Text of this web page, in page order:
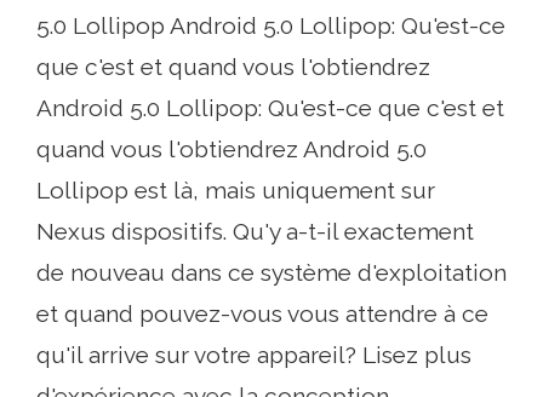
5.0 Lollipop Android 5.0 Lollipop: Qu'est-ce
que c'est et quand vous l'obtiendrez
Android 5.0 Lollipop: Qu'est-ce que c'est et
quand vous l'obtiendrez Android 5.0
Lollipop est là, mais uniquement sur
Nexus dispositifs. Qu'y a-t-il exactement
de nouveau dans ce système d'exploitation
et quand pouvez-vous vous attendre à ce
qu'il arrive sur votre appareil? Lisez plus